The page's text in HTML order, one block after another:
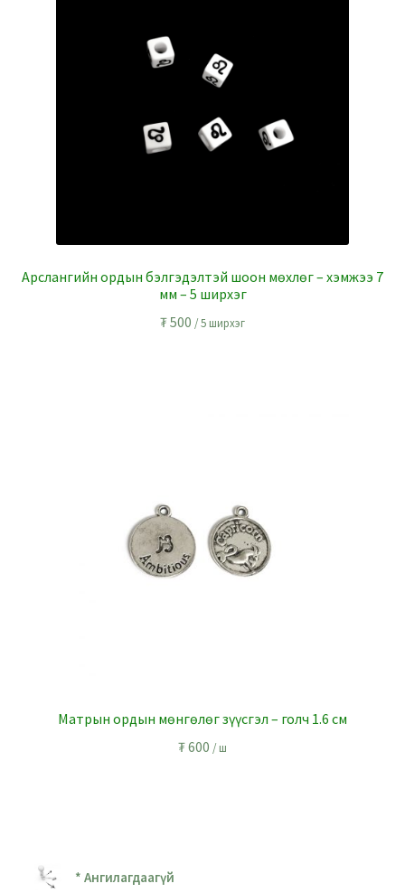
Арслангийн ордын бэлгэдэлтэй шоон мөхлөг – хэмжээ 7
мм – 5 ширхэг
₮500 / 5 ширхэг
Матрын ордын мөнгөлөг зүүсгэл – голч 1.6 см
₮600 / ш
* Ангилагдаагүй